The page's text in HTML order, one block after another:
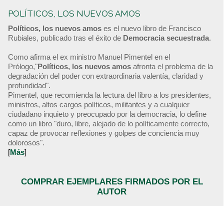
POLÍTICOS, LOS NUEVOS AMOS
Políticos, los nuevos amos es el nuevo libro de Francisco
Rubiales, publicado tras el éxito de Democracia secuestrada.
Como afirma el ex ministro Manuel Pimentel en el
Prólogo,"Políticos, los nuevos amos afronta el problema de la
degradación del poder con extraordinaria valentía, claridad y
profundidad".
Pimentel, que recomienda la lectura del libro a los presidentes,
ministros, altos cargos políticos, militantes y a cualquier
ciudadano inquieto y preocupado por la democracia, lo define
como un libro "duro, libre, alejado de lo políticamente correcto,
capaz de provocar reflexiones y golpes de conciencia muy
dolorosos".
[Más]
COMPRAR EJEMPLARES FIRMADOS POR EL
AUTOR